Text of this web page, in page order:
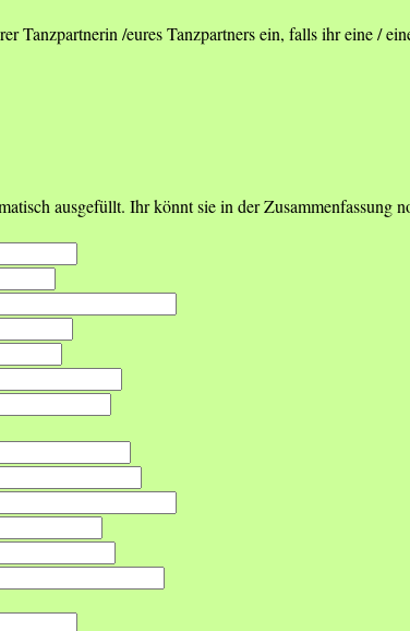
Tanzpartnerin /eures Tanzpartners ein, falls ihr eine /
ausgefüllt. Ihr könnt sie in der Zusammenfassung